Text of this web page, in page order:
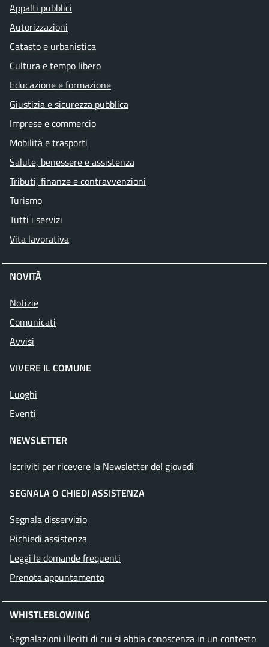
Appalti pubblici
Autorizzazioni
Catasto e urbanistica
Cultura e tempo libero
Educazione e formazione
Giustizia e sicurezza pubblica
Imprese e commercio
Mobilità e trasporti
Salute, benessere e assistenza
Tributi, finanze e contravvenzioni
Turismo
Tutti i servizi
Vita lavorativa
NOVITÀ
Notizie
Comunicati
Avvisi
VIVERE IL COMUNE
Luoghi
Eventi
NEWSLETTER
Iscriviti per ricevere la Newsletter del giovedì
SEGNALA O CHIEDI ASSISTENZA
Segnala disservizio
Richiedi assistenza
Leggi le domande frequenti
Prenota appuntamento
WHISTLEBLOWING
Segnalazioni illeciti di cui si abbia conoscenza in un contesto